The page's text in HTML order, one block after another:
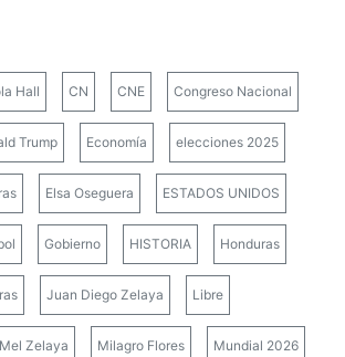
Hall CN CNE Congreso Nacional
Trump Economía elecciones 2025
Elsa Oseguera ESTADOS UNIDOS
Gobierno HISTORIA Honduras
Juan Diego Zelaya Libre
Mel Zelaya Milagro Flores Mundial 2026